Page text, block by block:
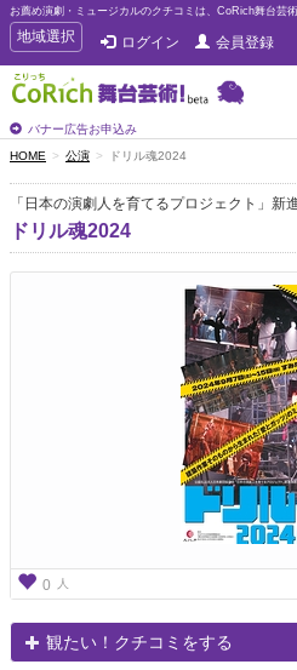
お薦め演劇・ミュージカルのクチコミは、CoRich舞台芸術
T
o
g
g
e
n
a
v
i
g
地域選択 ログイン 会員登録
バナー広告お申込み
HOME 公演 ドリル魂2024
「日本の演劇人を育てるプロジェクト」新
ドリル魂2024
0 人
観たい！クチコミをする